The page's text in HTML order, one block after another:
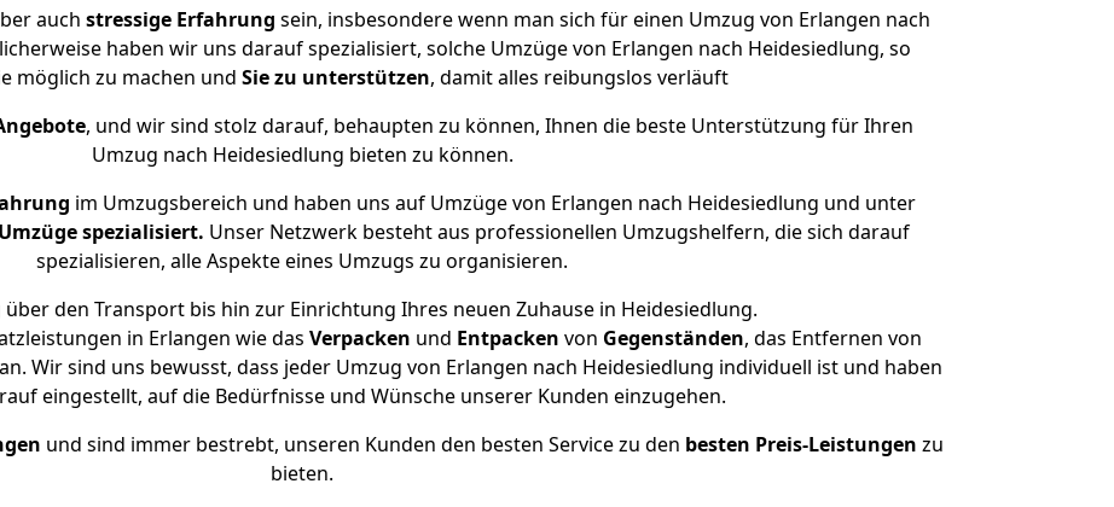
auch stressige Erfahrung sein, insbesondere wenn man sich für einen Umzug von Erlangen nach
haben wir uns darauf spezialisiert, solche Umzüge von Erlangen nach Heidesiedlung, so
möglich zu machen und Sie zu unterstützen, damit alles reibungslos verläuft
, und wir sind stolz darauf, behaupten zu können, Ihnen die beste Unterstützung für Ihren
Umzug nach Heidesiedlung bieten zu können.
im Umzugsbereich und haben uns auf Umzüge von Erlangen nach Heidesiedlung und unter
spezialisiert. Unser Netzwerk besteht aus professionellen Umzugshelfern, die sich darauf
spezialisieren, alle Aspekte eines Umzugs zu organisieren.
den Transport bis hin zur Einrichtung Ihres neuen Zuhause in Heidesiedlung.
in Erlangen wie das Verpacken und Entpacken von Gegenständen, das Entfernen von
Wir sind uns bewusst, dass jeder Umzug von Erlangen nach Heidesiedlung individuell ist und haben
eingestellt, auf die Bedürfnisse und Wünsche unserer Kunden einzugehen.
und sind immer bestrebt, unseren Kunden den besten Service zu den besten Preis-Leistungen zu
bieten.